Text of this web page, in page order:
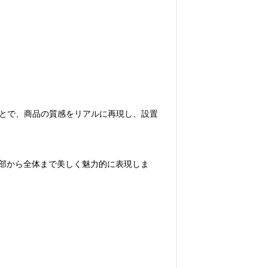
で、商品の質感をリアルに再現し、設置
から全体まで美しく魅力的に表現しま